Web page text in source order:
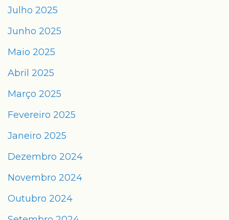
Julho 2025
Junho 2025
Maio 2025
Abril 2025
Março 2025
Fevereiro 2025
Janeiro 2025
Dezembro 2024
Novembro 2024
Outubro 2024